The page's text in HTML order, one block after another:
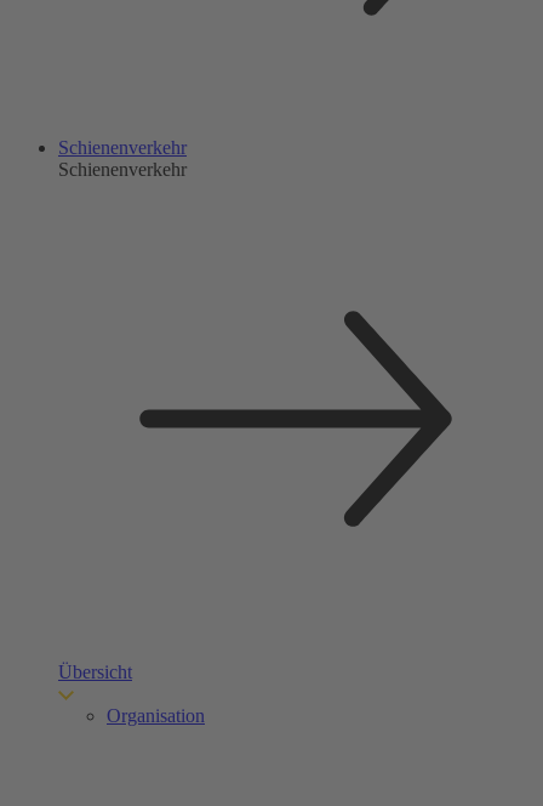
Schienenverkehr
Schienenverkehr
Übersicht
Organisation